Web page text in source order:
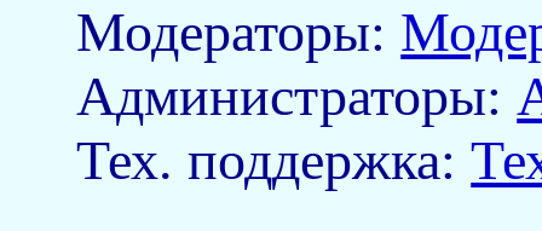
Модераторы:
Aдминистраторы:
Тех. поддержка: